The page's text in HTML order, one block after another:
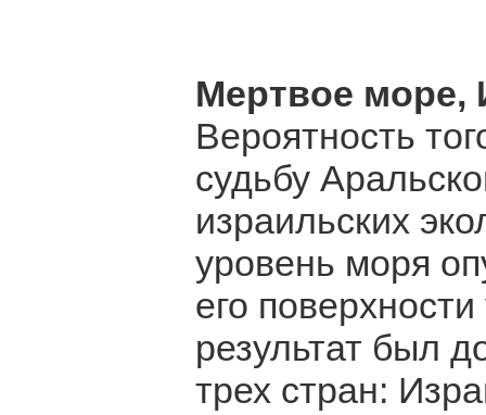
Мертвое море,
Вероятность
судьбу
израильских
уровень моря
его
результат был
трех стран: